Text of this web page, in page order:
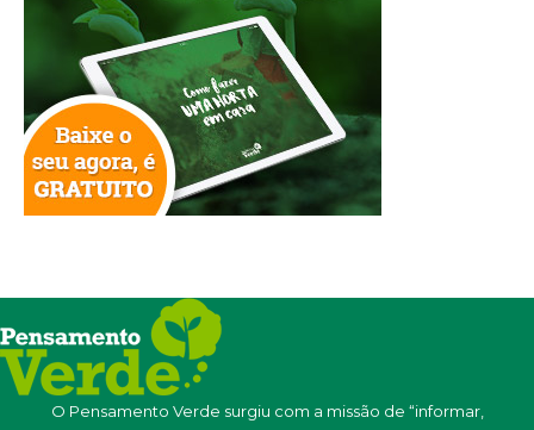
O Pensamento Verde surgiu com a missão de “informar,